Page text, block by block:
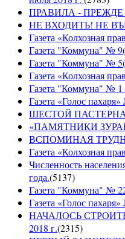
ПРАВИЛА - ПРЕЖДЕ
НЕ ВХОДИТЬ! НЕ
Газета «Колхозная
Газета "Коммуна"
Газета "Коммуна" №
Газета «Колхозная
Газета "Коммуна" № 1
Газета «Голос
ШЕСТОЙ
«ПАМЯТНИКИ
ВСПОМИНАЯ
Газета «Колхозная
Численность
года.(5137)
Газета "Коммуна" №
Газета «Голос
НАЧАЛОСЬ
2018 г.(2315)